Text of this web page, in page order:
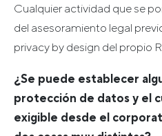
Cualquier actividad que se
del asesoramiento legal
privacy by design del propio
¿Se puede establecer
protección de datos y el
exigible desde el